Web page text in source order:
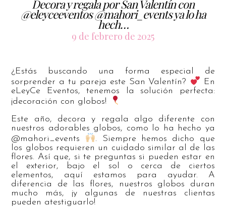
Decora y regala por San Valentín con
@eleyceeventos @mahori_events ya lo ha
hech…
9 de febrero de 2025
¿Estás buscando una forma especial de
sorprender a tu pareja este San Valentín?
En
eLeyCe Eventos, tenemos la solución perfecta:
¡decoración con globos!
Este año, decora y regala algo diferente con
nuestros adorables globos, como lo ha hecho ya
@mahori_events
. Siempre hemos dicho que
los globos requieren un cuidado similar al de las
flores. Así que, si te preguntas si pueden estar en
el exterior, bajo el sol o cerca de ciertos
elementos, aquí estamos para ayudar. A
diferencia de las flores, nuestros globos duran
mucho más, ¡y algunas de nuestras clientas
pueden atestiguarlo!